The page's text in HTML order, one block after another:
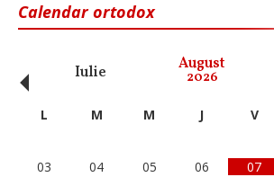
Calendar ortodox
Iulie August
2026
‹ L M M J V
03
04 05 06 07